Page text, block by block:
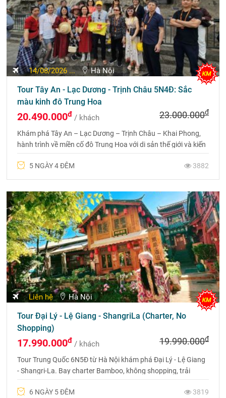
14/08/2026 ... Hà Nội
Tour Tây An - Lạc Dương - Trịnh Châu 5N4Đ: Sắc
màu kinh đô Trung Hoa
20.490.000đ / khách 23.000.000đ
Khám phá Tây An – Lạc Dương – Trịnh Châu – Khai Phong,
hành trình về miền cố đô Trung Hoa với di sản thế giới và kiến
5 NGÀY 4 ĐÊM
3882
Liên hệ Hà Nội
Tour Đại Lý - Lệ Giang - ShangriLa (Charter, No
Shopping)
17.990.000đ / khách 19.990.000đ
Tour Trung Quốc 6N5Đ từ Hà Nội khám phá Đại Lý - Lệ Giang
- Shangri-La. Bay charter Bamboo, không shopping, trải
6 NGÀY 5 ĐÊM
3819